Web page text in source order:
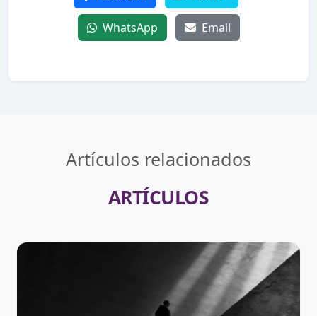
WhatsApp Email
Artículos relacionados
ARTÍCULOS